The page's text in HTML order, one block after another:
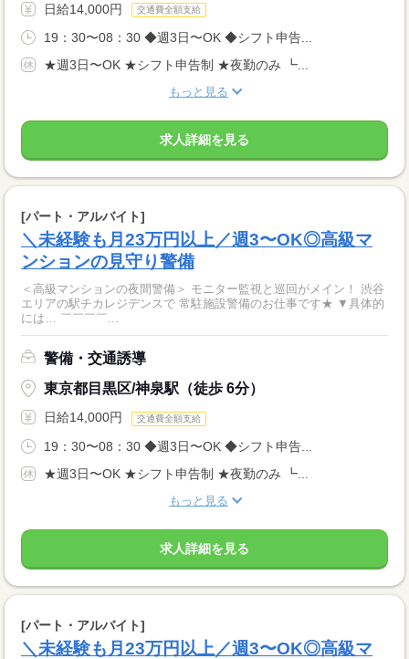
日給14,000円 交通費全額支給
19：30〜08：30 ◆週3日〜OK ◆シフト申告...
★週3日〜OK ★シフト申告制 ★夜勤のみ ┗...
もっと見る
求人詳細を見る
[パート・アルバイト]
＼未経験も月23万円以上／週3〜OK◎高級マ
ンションの見守り警備
＜高級マンションの夜間警備＞ モニター監視と巡回がメイン！ 渋谷
エリアの駅チカレジデンスで 常駐施設警備のお仕事です★ ▼具体的
には… ￣￣￣￣...
警備・交通誘導
東京都目黒区/神泉駅（徒歩 6分）
日給14,000円 交通費全額支給
19：30〜08：30 ◆週3日〜OK ◆シフト申告...
★週3日〜OK ★シフト申告制 ★夜勤のみ ┗...
もっと見る
求人詳細を見る
[パート・アルバイト]
＼未経験も月23万円以上／週3〜OK◎高級マ